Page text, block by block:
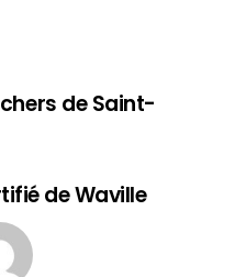
de Saint-
de Waville